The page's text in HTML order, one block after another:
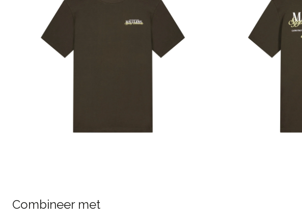
Combineer met